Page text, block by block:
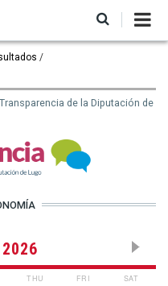
de la Diputación de
2026
THU FRI SAT